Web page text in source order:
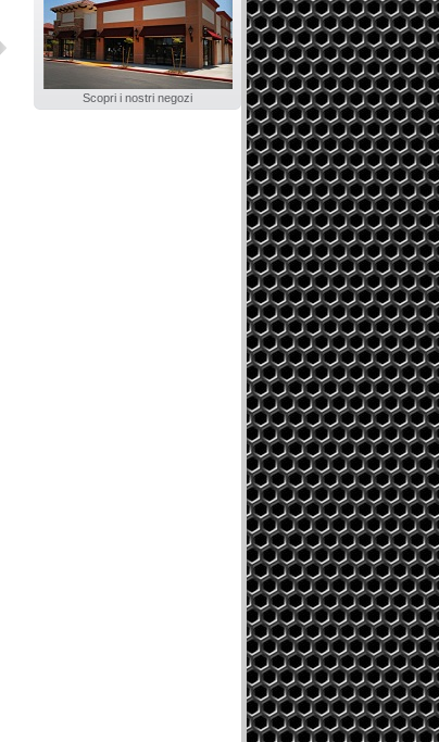
G071-17 G072-22 G086-1.8
Visualizza
G086-2.2
Visualizza
Scopri i nostri negozi